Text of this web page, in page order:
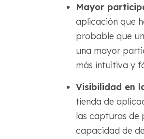
Mayor
aplicación que
probable que
una mayor
más intuitiva y
Visibilidad en
tienda de
las capturas de
capacidad de